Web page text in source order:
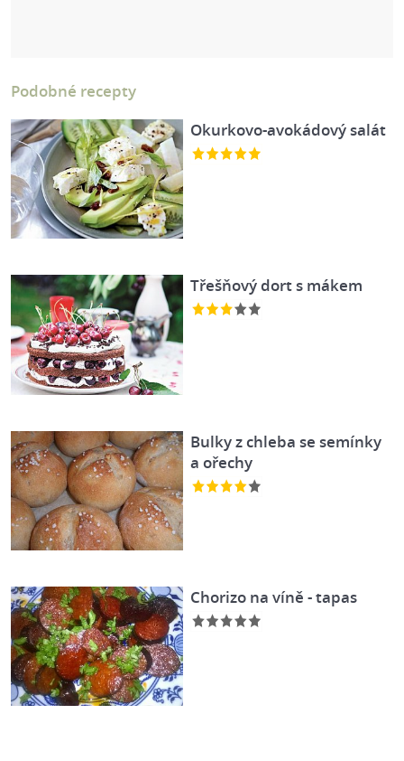
Podobné recepty
Okurkovo-avokádový salát
Třešňový dort s mákem
Bulky z chleba se semínky
a ořechy
Chorizo na víně - tapas